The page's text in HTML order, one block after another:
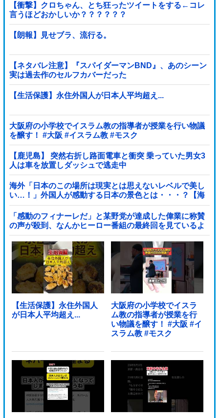
【衝撃】クロちゃん、とち狂ったツイートをする←コレ
言うほどおかしいか？？？？？？
【朗報】見せブラ、流行る。
【ネタバレ注意】『スパイダーマンBND』、あのシーン
実は過去作のセルフカバーだった
【生活保護】永住外国人が日本人平均超え...
大阪府の小学校でイスラム教の指導者が授業を行い物議
を醸す！ #大阪 #イスラム教 #モスク
【鹿児島】 突然右折し路面電車と衝突 乗っていた男女3
人は車を放置しダッシュで逃走中
海外「日本のこの場所は現実とは思えないレベルで美し
い…！」外国人が感動する日本の景色とは・・・？【海
外の反応】
「感動のフィナーレだ」と某野党が達成した偉業に称賛
の声が殺到、なんかヒーロー番組の最終回を見ているよ
うな気分に……他
【生活保護】永住外国人
が日本人平均超え...
大阪府の小学校でイスラ
ム教の指導者が授業を行
い物議を醸す！ #大阪 #イ
スラム教 #モスク